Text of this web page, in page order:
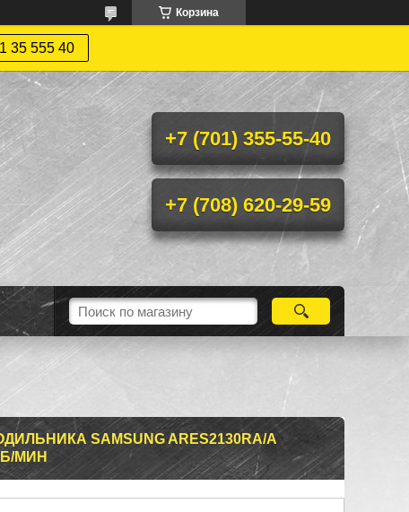
Корзина
35 555 40
+7 (701) 355-55-40
+7 (708) 620-29-59
SAMSUNG ARES2130RA/A
МИН